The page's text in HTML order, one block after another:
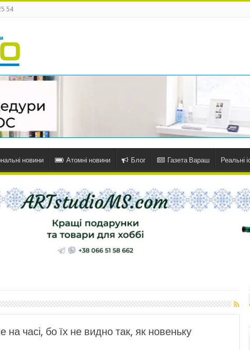
54
новини Атомні новини Блог Газета Вараш Реальні
на часі, бо їх не видно так, як новеньку